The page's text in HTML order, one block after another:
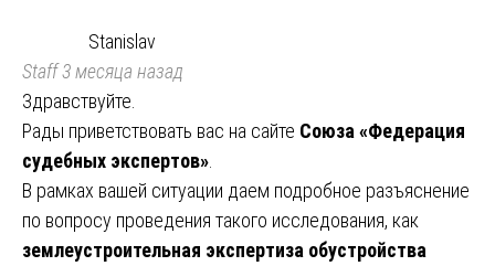
Stanislav
Staff3 месяца назад
Здравствуйте.
Рады приветствовать вас на сайте Союза «Федерация
судебных экспертов»
В рамках вашей ситуации даем подробное разъяснение
по вопросу проведения такого исследования, как
землеустроительная экспертиза обустройства